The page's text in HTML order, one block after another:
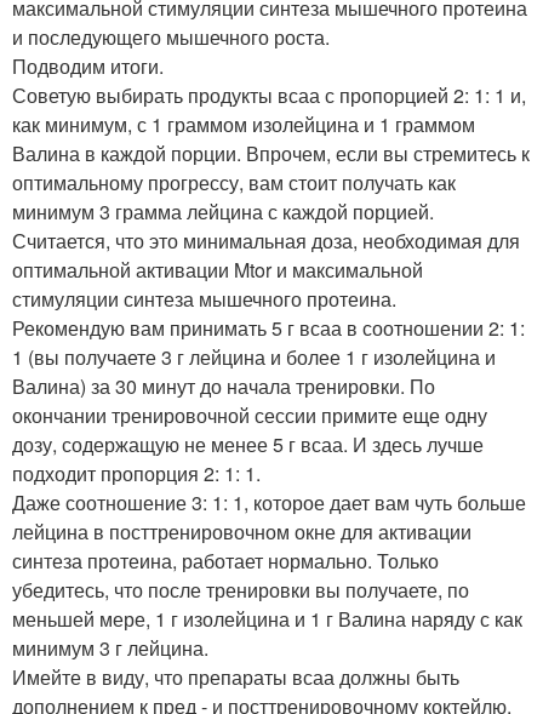
максимальной стимуляции синтеза мышечного протеина
и последующего мышечного роста.
Подводим итоги.
Советую выбирать продукты всаа с пропорцией 2: 1: 1 и,
как минимум, с 1 граммом изолейцина и 1 граммом
Валина в каждой порции. Впрочем, если вы стремитесь к
оптимальному прогрессу, вам стоит получать как
минимум 3 грамма лейцина с каждой порцией.
Считается, что это минимальная доза, необходимая для
оптимальной активации Mtor и максимальной
стимуляции синтеза мышечного протеина.
Рекомендую вам принимать 5 г всаа в соотношении 2: 1:
1 (вы получаете 3 г лейцина и более 1 г изолейцина и
Валина) за 30 минут до начала тренировки. По
окончании тренировочной сессии примите еще одну
дозу, содержащую не менее 5 г всаа. И здесь лучше
подходит пропорция 2: 1: 1.
Даже соотношение 3: 1: 1, которое дает вам чуть больше
лейцина в посттренировочном окне для активации
синтеза протеина, работает нормально. Только
убедитесь, что после тренировки вы получаете, по
меньшей мере, 1 г изолейцина и 1 г Валина наряду с как
минимум 3 г лейцина.
Имейте в виду, что препараты всаа должны быть
дополнением к пред - и посттренировочному коктейлю,